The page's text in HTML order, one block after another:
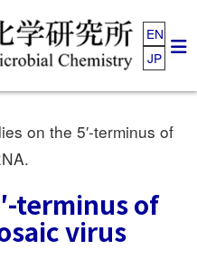
EN
JP
on the 5′-terminus of
terminus of
virus